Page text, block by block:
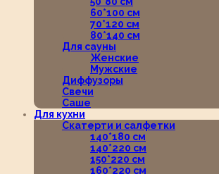
60*100 см
70*120 см
80*140 см
Для сауны
Женские
Мужские
Диффузоры
Свечи
Саше
Для кухни
Скатерти и салфетки
140*180 см
140*220 см
150*220 см
160*220 см